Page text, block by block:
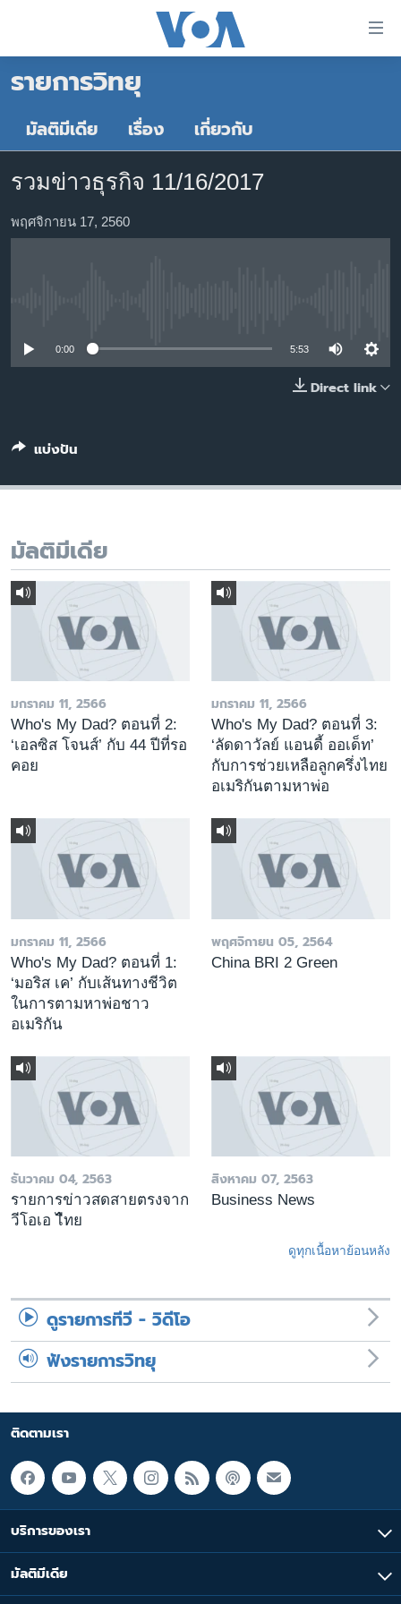
ต่อ
เนื้อหา
ข้าม
หน้า
การ
ค้นหา
หน้าหลัก
โลก
เอเชีย
สหรัฐฯ
ไทย
ไลฟ์สไตล์
พอดคาสต์
เลือกภาษา
รายการวิทยุ
มัลติมีเดีย เรื่อง เกี่ยวกับ
รวมข่าวธุรกิจ 11/16/2017
พฤศจิกายน 17, 2560
0:00 5:53
Direct link
แบ่งปัน
มัลติมีเดีย
มกราคม 11, 2566
Who's My Dad? ตอนที่ 2:
‘เอลซิส โจนส์’ กับ 44 ปีที่รอ
คอย
มกราคม 11, 2566
Who's My Dad? ตอนที่ 3:
‘ลัดดาวัลย์ แอนดี้ ออเด็ท’
กับการช่วยเหลือลูกครึ่งไทย
อเมริกันตามหาพ่อ
มกราคม 11, 2566
Who's My Dad? ตอนที่ 1:
‘มอริส เค’ กับเส้นทางชีวิต
ในการตามหาพ่อชาว
อเมริกัน
พฤศจิกายน 05, 2564
China BRI 2 Green
ธันวาคม 04, 2563
รายการข่าวสดสายตรงจาก
วีโอเอ ไืทย
สิงหาคม 07, 2563
Business News
ดูทุกเนื้อหาย้อนหลัง
ดูรายการทีวี - วิดีโอ
ฟังรายการวิทยุ
ติดตามเรา
บริการของเรา
มัลติมีเดีย